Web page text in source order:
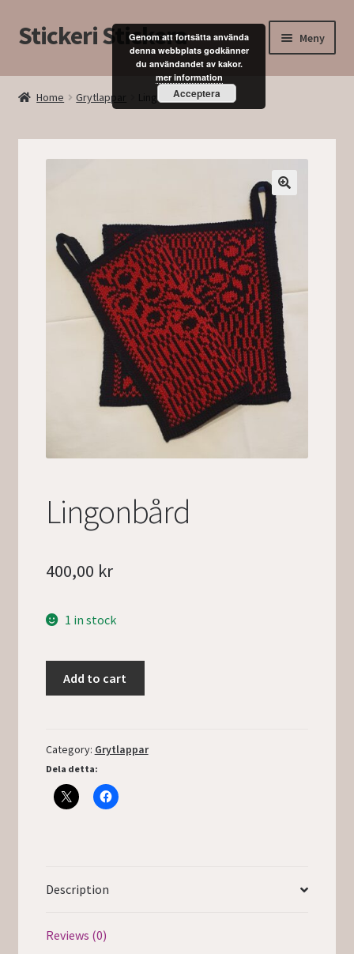
Hoppa
till
Hoppa
till
Stickeri Stickera Meny
Hem
Kurser
Mitt konto
Home Grytlappar Lingonbård
Lingonbård
400,00 kr
1 in stock
Add to cart
Category: Grytlappar
Dela detta:
Description
Reviews (0)
Genom att fortsätta använda
denna webbplats godkänner
du användandet av kakor.
mer information
Acceptera